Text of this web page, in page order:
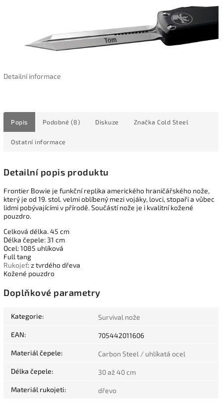
Detailní informace
Popis Podobné (8) Diskuze Značka Cold Steel
Ostatní informace
Detailní popis produktu
Frontier Bowie je funkční replika amerického hraničářského nože,
který je od 19. stol. velmi oblíbený mezi vojáky, lovci, stopaři a vůbec
lidmi pobývajícími v přírodě. Součástí nože je i kvalitní kožené
pouzdro.
Celková délka. 45 cm
Délka čepele: 31 cm
Ocel: 1085 uhlíková
Full tang
Rukojeť: z tvrdého dřeva
Kožené pouzdro
Doplňkové parametry
Kategorie: Survival nože
EAN: 705442011606
Materiál čepele: Carbon Steel / uhlíkatá ocel
Délka čepele: 30 až 40 cm
Materiál rukojeti: dřevo